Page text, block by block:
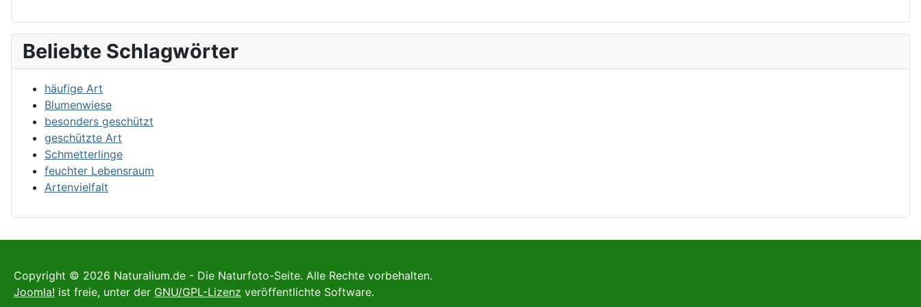
Beliebte Schlagwörter
häufige Art
Blumenwiese
besonders geschützt
geschützte Art
Schmetterlinge
feuchter Lebensraum
Artenvielfalt
Copyright © 2026 Naturalium.de - Die Naturfoto-Seite. Alle Rechte vorbehalten.
Joomla! ist freie, unter der GNU/GPL-Lizenz veröffentlichte Software.